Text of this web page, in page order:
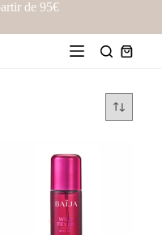
de 95€